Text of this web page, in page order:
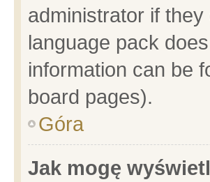
administrator if
language pack
information can be
board pages).
Góra
Jak mogę